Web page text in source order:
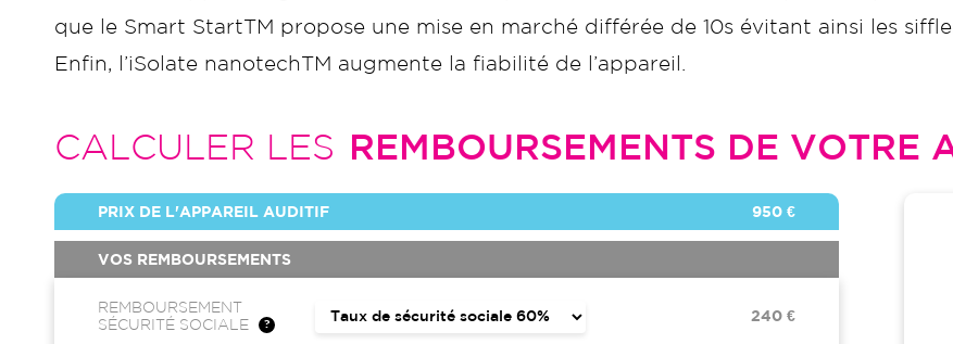
que le Smart StartTM propose une mise en marché différée de 10s évitant ainsi les
Enfin, l’iSolate nanotechTM augmente la fiabilité de l’appareil.
CALCULER LES REMBOURSEMENTS DE VOTRE
PRIX DE L'APPAREIL AUDITIF 950 €
VOS REMBOURSEMENTS
REMBOURSEMENT
SÉCURITÉ SOCIALE
240 €